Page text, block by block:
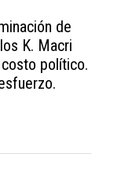
de
K. Macri
político.